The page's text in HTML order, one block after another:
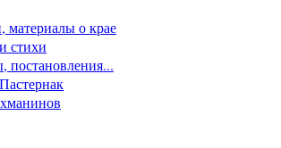
материалы о крае
стихи
постановления...